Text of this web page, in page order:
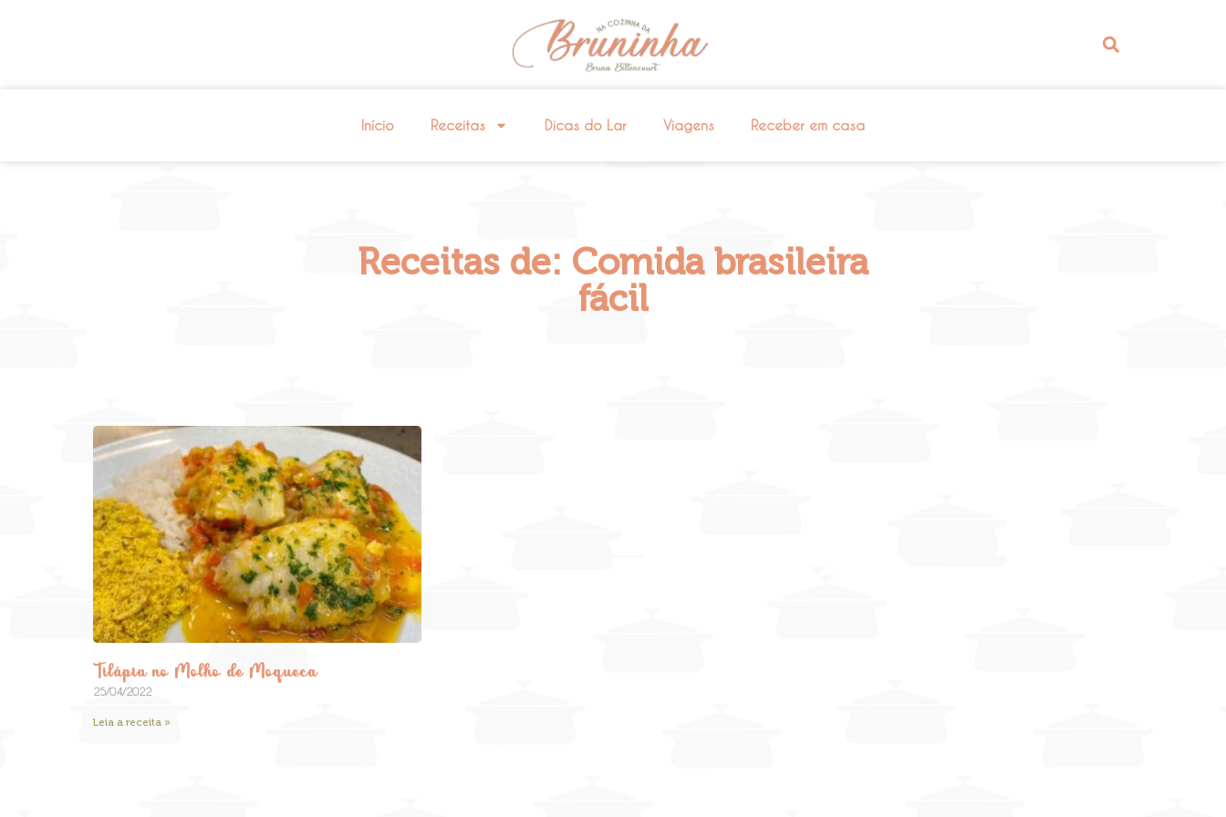
Início Receitas Dicas do Lar Viagens Receber em casa
Receitas de: Comida brasileira
fácil
Tilápia no Molho de Moqueca
25/04/2022
Leia a receita »